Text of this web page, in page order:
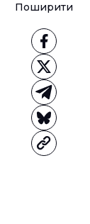
Поширити